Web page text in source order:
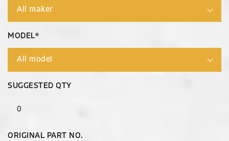
MODEL*
SUGGESTED QTY
0
ORIGINAL PART NO.